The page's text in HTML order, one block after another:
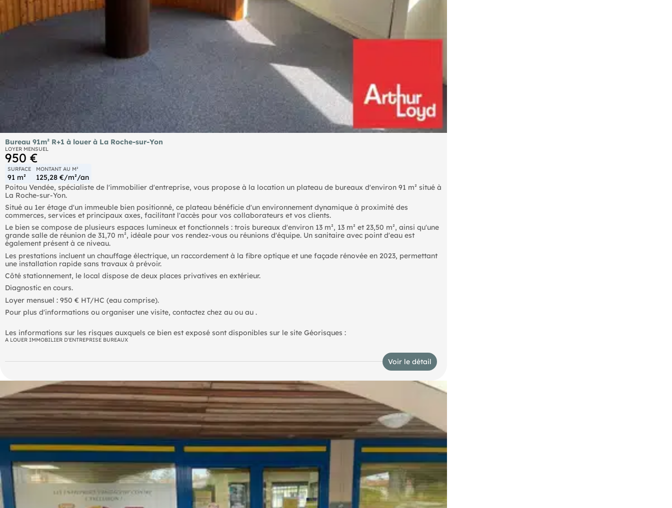
Bureau 91m² R+1 à louer à La Roche-sur-Yon
LOYER MENSUEL
950 €
SURFACE
91 m²
MONTANT AU M²
125,28 €/m²/an
Poitou Vendée, spécialiste de l'immobilier d'entreprise, vous propose à la location un plateau de bureaux d'environ 91 m² situé à
La Roche-sur-Yon.
Situé au 1er étage d'un immeuble bien positionné, ce plateau bénéficie d'un environnement dynamique à proximité des
commerces, services et principaux axes, facilitant l'accès pour vos collaborateurs et vos clients.
Le bien se compose de plusieurs espaces lumineux et fonctionnels : trois bureaux d'environ 13 m², 13 m² et 23,50 m², ainsi qu'une
grande salle de réunion de 31,70 m², idéale pour vos rendez-vous ou réunions d'équipe. Un sanitaire avec point d'eau est
également présent à ce niveau.
Les prestations incluent un chauffage électrique, un raccordement à la fibre optique et une façade rénovée en 2023, permettant
une installation rapide sans travaux à prévoir.
Côté stationnement, le local dispose de deux places privatives en extérieur.
Diagnostic en cours.
Loyer mensuel : 950 € HT/HC (eau comprise).
Pour plus d'informations ou organiser une visite, contactez chez au ou au .
Les informations sur les risques auxquels ce bien est exposé sont disponibles sur le site Géorisques :
A LOUER IMMOBILIER D'ENTREPRISE BUREAUX
Voir le détail